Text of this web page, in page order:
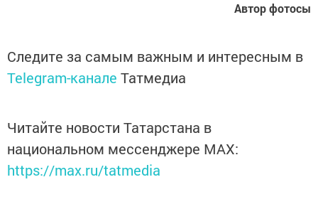
Автор фотосы
Следите за самым важным и интересным в
Telegram-канале Татмедиа
Читайте новости Татарстана в
национальном мессенджере MАХ:
https://max.ru/tatmedia